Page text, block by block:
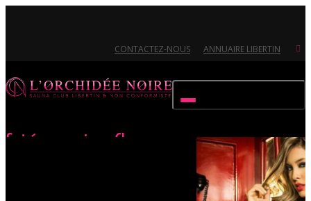
CONTACTEZ-NOUS ANNUAIRE LIBERTIN
Soirée « maison Close »
Ouvert 7/7 - Pour toutes informations, contactez-nous au 02.51.72.21.81